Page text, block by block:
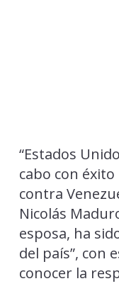
“Estados
cabo con
contra
Nicolás
esposa, ha
del país”, con
conocer la